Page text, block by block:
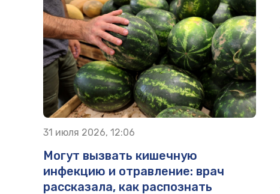
31 июля 2026, 12:06
Могут вызвать кишечную
инфекцию и отравление: врач
рассказала, как распознать